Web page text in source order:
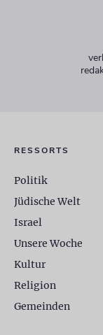
RESSORTS
Politik
Jüdische Welt
Israel
Unsere Woche
Kultur
Religion
Gemeinden